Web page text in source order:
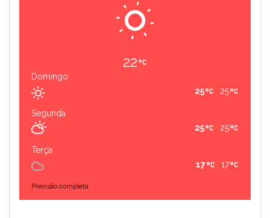
22
Domingo
25
25
Segunda
25
25
Terça
17
17
Previsão completa